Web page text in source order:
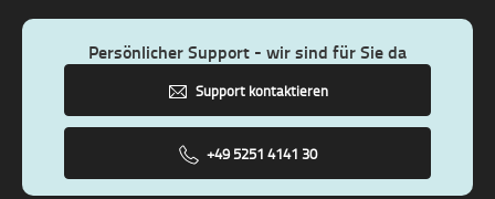
Persönlicher Support - wir sind für Sie da
Support kontaktieren
+49 5251 4141 30